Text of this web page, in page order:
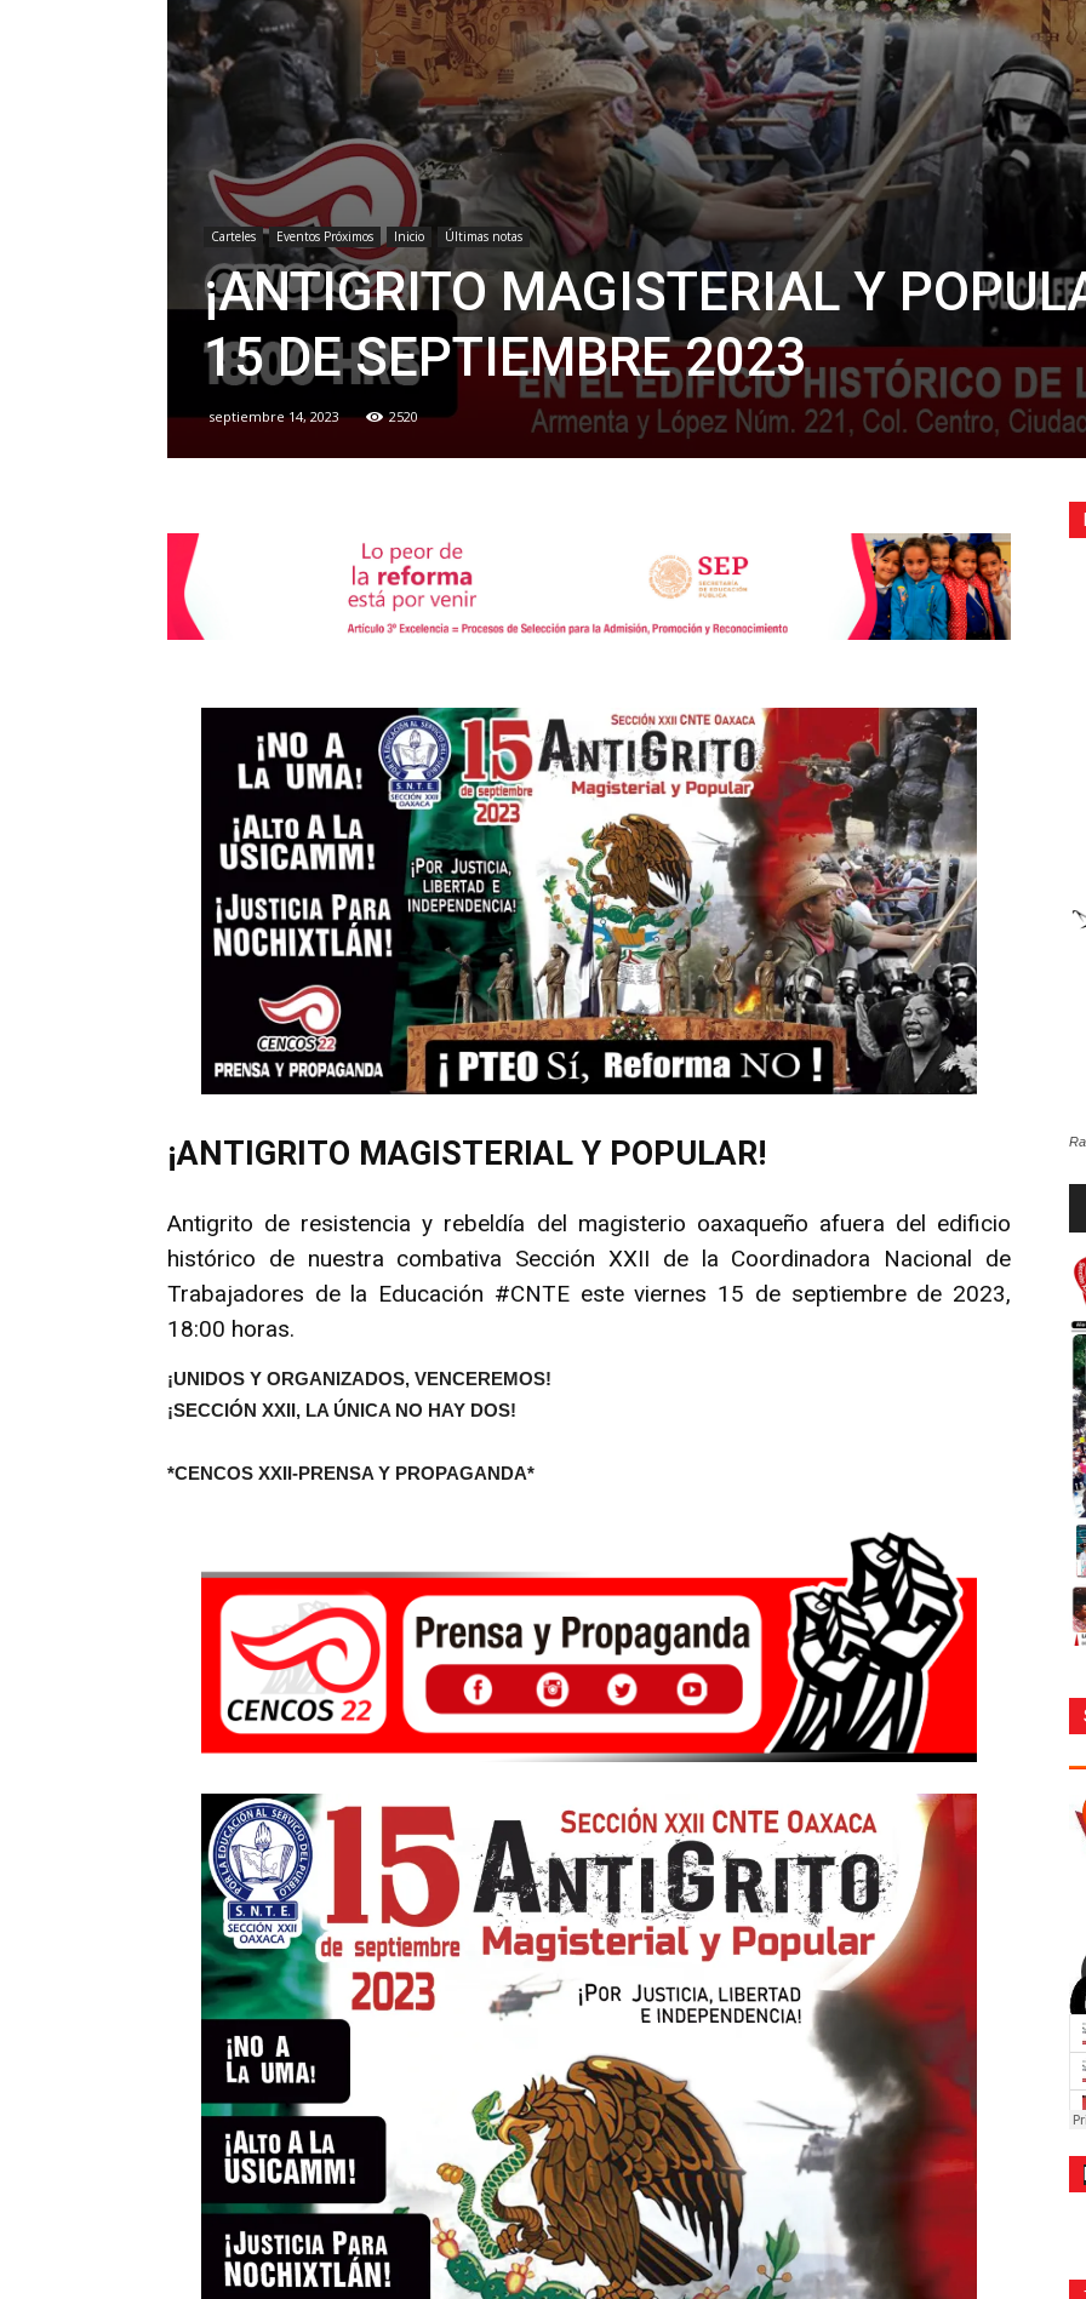
Carteles Eventos Próximos Inicio Últimas notas
¡ANTIGRITO MAGISTERIAL Y
15 DE SEPTIEMBRE 2023
septiembre 14, 2023 2520
¡ANTIGRITO MAGISTERIAL Y POPULAR!
Antigrito de resistencia y rebeldía del magisterio oaxaqueño afuera del edificio
histórico de nuestra combativa Sección XXII de la Coordinadora Nacional de
Trabajadores de la Educación #CNTE este viernes 15 de septiembre de 2023,
18:00 horas.
¡UNIDOS Y ORGANIZADOS, VENCEREMOS!
¡SECCIÓN XXII, LA ÚNICA NO HAY DOS!
*CENCOS XXII-PRENSA Y PROPAGANDA*